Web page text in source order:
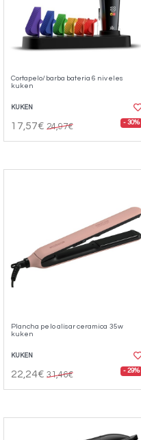
Cortapelo/barba bateria 6 niveles
kuken
KUKEN
17,57€ 24,97€ - 30%
Plancha pelo alisar ceramica 35w
kuken
KUKEN
22,24€ 31,46€ - 29%